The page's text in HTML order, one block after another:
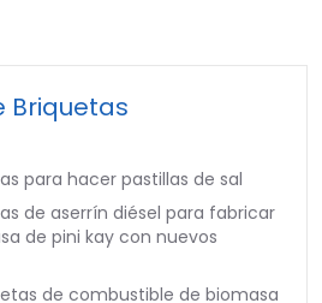
Briquetas
para hacer pastillas de sal
de aserrín diésel para fabricar
de pini kay con nuevos
de combustible de biomasa